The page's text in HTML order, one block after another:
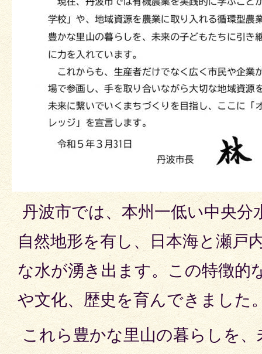
丹波市では、本州一低い中央分
自然地形を有し、日本海と瀬戸
な水が湧き出ます。この特徴的
や文化、歴史を育んできました
これら豊かな里山の暮らしを